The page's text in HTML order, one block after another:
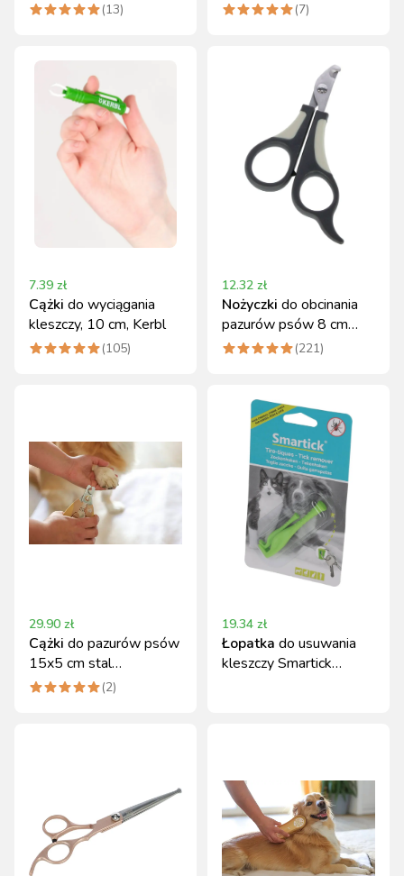
(13) (7)
7.39 zł
Cążki do wyciągania
kleszczy, 10 cm, Kerbl
(105)
12.32 zł
Nożyczki do obcinania
pazurów psów 8 cm
Kerbl, z haczykiem
(221)
29.90 zł
Cążki do pazurów psów
15x5 cm stal
nierdzewna gold
(2)
19.34 zł
Łopatka do usuwania
kleszczy Smartick